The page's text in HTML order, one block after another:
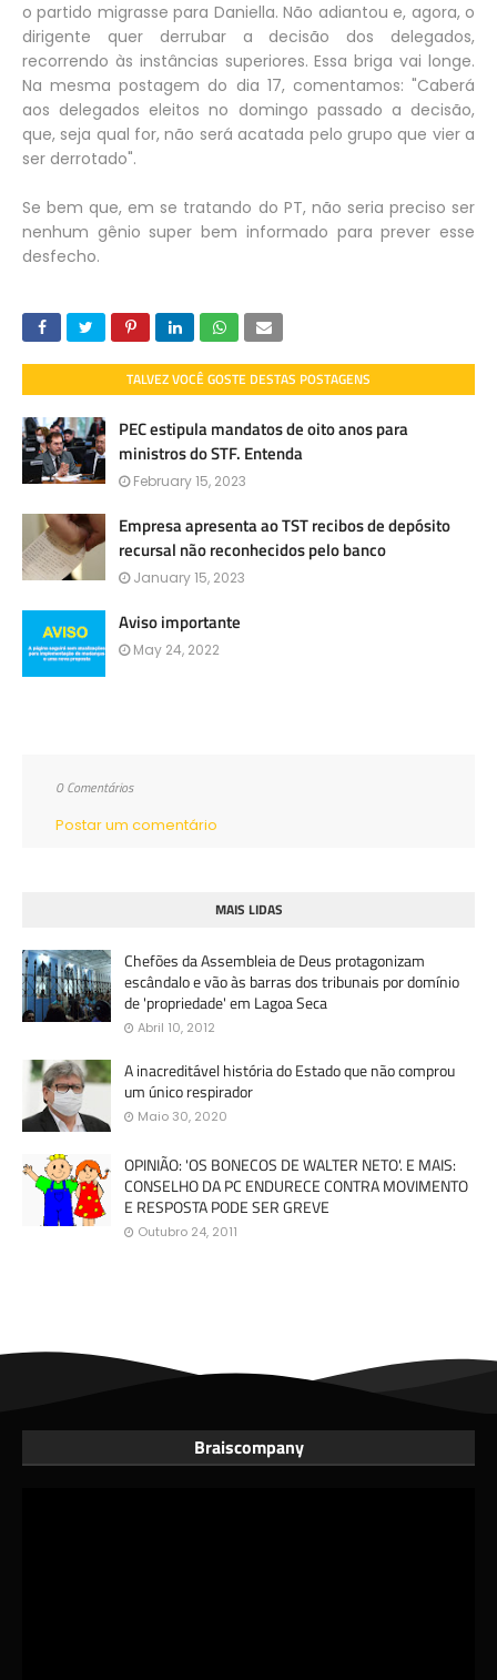
o partido migrasse para Daniella. Não adiantou e, agora, o
dirigente quer derrubar a decisão dos delegados,
recorrendo às instâncias superiores. Essa briga vai longe.
Na mesma postagem do dia 17, comentamos: "Caberá
aos delegados eleitos no domingo passado a decisão,
que, seja qual for, não será acatada pelo grupo que vier a
ser derrotado".
Se bem que, em se tratando do PT, não seria preciso ser
nenhum gênio super bem informado para prever esse
desfecho.
TALVEZ VOCÊ GOSTE DESTAS POSTAGENS
PEC estipula mandatos de oito anos para
ministros do STF. Entenda
February 15, 2023
Empresa apresenta ao TST recibos de depósito
recursal não reconhecidos pelo banco
January 15, 2023
Aviso importante
May 24, 2022
0 Comentários
Postar um comentário
MAIS LIDAS
Chefões da Assembleia de Deus protagonizam
escândalo e vão às barras dos tribunais por domínio
de 'propriedade' em Lagoa Seca
Abril 10, 2012
A inacreditável história do Estado que não comprou
um único respirador
Maio 30, 2020
OPINIÃO: 'OS BONECOS DE WALTER NETO'. E MAIS:
CONSELHO DA PC ENDURECE CONTRA MOVIMENTO
E RESPOSTA PODE SER GREVE
Outubro 24, 2011
Braiscompany